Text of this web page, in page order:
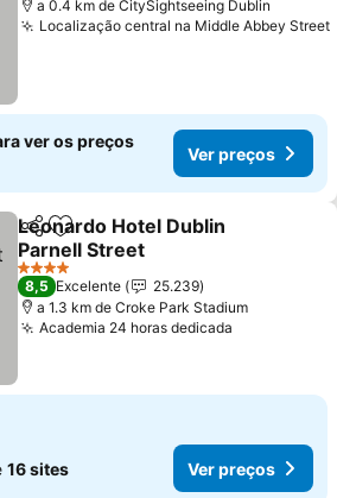
a 0.4 km de CitySightseeing Dublin
Localização central na Middle Abbey Street
ver os preços
Ver preços
PartilharAdicionar aos favoritos
Leonardo Hotel Dublin
Parnell Street
4 Estrelas
8,5 Excelente
25.239
a 1.3 km de Croke Park Stadium
Academia 24 horas dedicada
16 sites Ver preços